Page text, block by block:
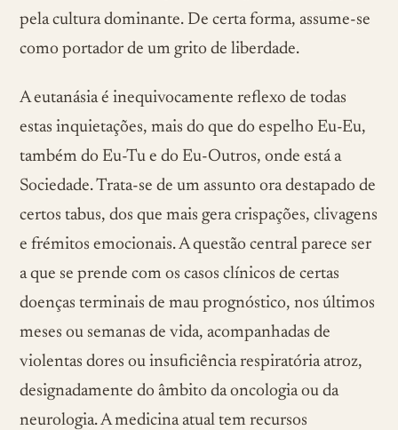
pela cultura dominante. De certa forma, assume-se
como portador de um grito de liberdade.
A eutanásia é inequivocamente reflexo de todas
estas inquietações, mais do que do espelho Eu-Eu,
também do Eu-Tu e do Eu-Outros, onde está a
Sociedade. Trata-se de um assunto ora destapado de
certos tabus, dos que mais gera crispações, clivagens
e frémitos emocionais. A questão central parece ser
a que se prende com os casos clínicos de certas
doenças terminais de mau prognóstico, nos últimos
meses ou semanas de vida, acompanhadas de
violentas dores ou insuficiência respiratória atroz,
designadamente do âmbito da oncologia ou da
neurologia. A medicina atual tem recursos